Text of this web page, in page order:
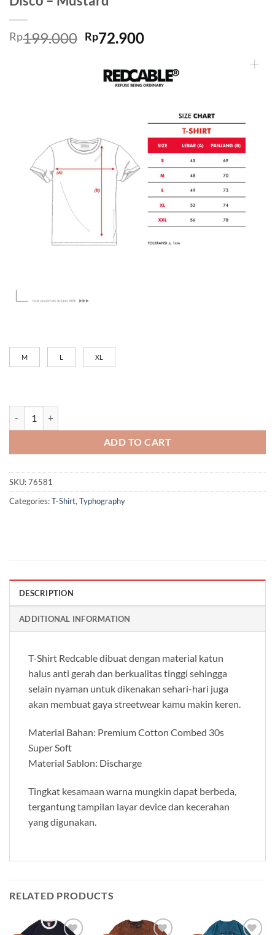
Rp199.000 Rp72.900
M L XL
ADD TO CART
SKU:76581
Categories:T-Shirt, Typhography
DESCRIPTION
ADDITIONAL INFORMATION
T-Shirt Redcable dibuat dengan material katun
halus anti gerah dan berkualitas tinggi sehingga
selain nyaman untuk dikenakan sehari-hari juga
akan membuat gaya streetwear kamu makin keren.
Material Bahan: Premium Cotton Combed 30s
Super Soft
Material Sablon: Discharge
Tingkat kesamaan warna mungkin dapat berbeda,
tergantung tampilan layar device dan kecerahan
yang digunakan.
RELATED PRODUCTS